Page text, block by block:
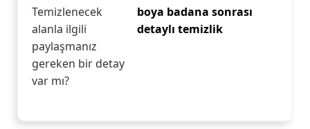
Temizlenecek
alanla ilgili
paylaşmanız
gereken bir detay
var mı?
boya badana sonrası
detaylı temizlik